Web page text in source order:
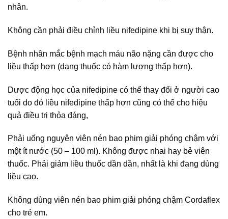
nhân.
Không cần phải điều chỉnh liều nifedipine khi bị suy thận.
Bệnh nhân mắc bệnh mạch máu não nặng cần được cho
liều thấp hơn (dạng thuốc có hàm lượng thấp hơn).
Dược động học của nifedipine có thể thay đổi ở người cao
tuổi do đó liều nifedipine thấp hơn cũng có thể cho hiệu
quả điều trị thỏa đáng,
Phải uống nguyên viên nén bao phim giải phóng chậm với
một ít nước (50 – 100 ml). Không được nhai hay bẻ viên
thuốc. Phải giảm liều thuốc dần dần, nhất là khi đang dùng
liều cao.
Không dùng viên nén bao phim giải phóng chậm Cordaflex
cho trẻ em.